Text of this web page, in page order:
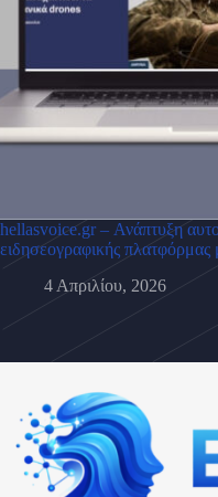
hellasvoice.gr – Ανάπτυξη
ειδησεογραφικής
4 Απριλίου, 2026